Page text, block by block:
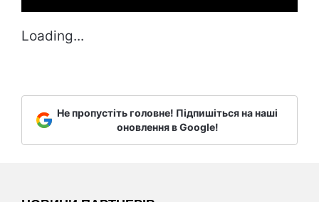
Loading...
Не пропустіть головне! Підпишіться на наші
оновлення в Google!